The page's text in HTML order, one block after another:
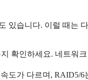
있습니다. 이럴 때는
확인하세요. 네트워
도가 다르며, RAID5/6